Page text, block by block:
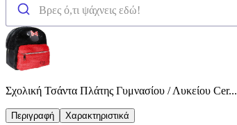
Σχολική Τσάντα Πλάτης Γυμνασίου / Λυκείου Cer...
Περιγραφή Χαρακτηριστικά